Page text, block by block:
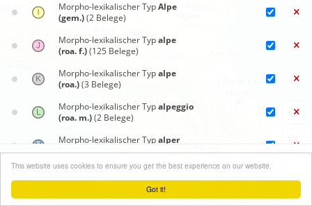
Got it!
This website uses cookies to ensure you get the best experience on our website.
Leaflet| ©OpenStreetMapcontributors
Morpho-lexikalischer TypAlpe
(gem.)(2 Belege)
Morpho-lexikalischer Typalpe
(roa. f.)(125 Belege)
Morpho-lexikalischer Typalpe
(roa.)(3 Belege)
Morpho-lexikalischer Typalpeggio
(roa. m.)(2 Belege)
Morpho-lexikalischer Typalper
(roa.)(1 Beleg)
Morpho-lexikalischer Typ
su alpe (roa.)(1 Beleg)
Synoptische Karten
Menü schließen